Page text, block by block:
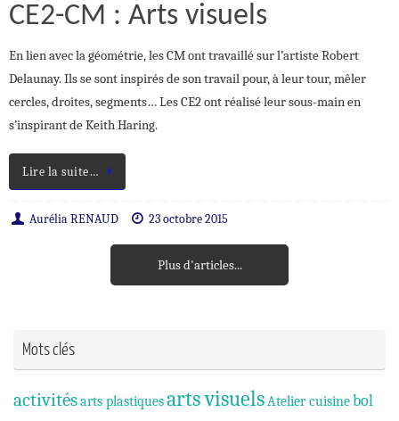
CE2-CM : Arts visuels
En lien avec la géométrie, les CM ont travaillé sur l’artiste Robert
Delaunay. Ils se sont inspirés de son travail pour, à leur tour, mêler
cercles, droites, segments… Les CE2 ont réalisé leur sous-main en
s’inspirant de Keith Haring.
Lire la suite…
Aurélia RENAUD 23 octobre 2015
Plus d'articles...
Mots clés
activitésarts plastiquesarts visuels Atelier cuisinebol